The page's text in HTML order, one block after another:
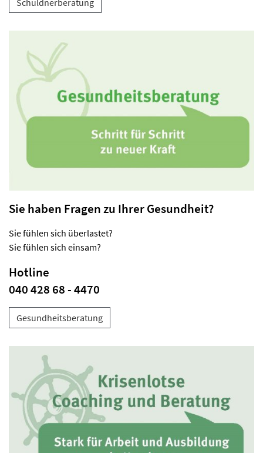
Sie haben Fragen zu Ihrer Gesundheit?
Sie fühlen sich überlastet?
Sie fühlen sich einsam?
Hotline
040 428 68 - 4470
Gesundheitsberatung